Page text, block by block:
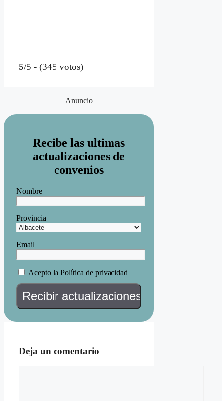
5/5 - (345 votos)
Anuncio
Recibe las ultimas
actualizaciones de
convenios
Nombre
Provincia
Email
Acepto la Política de privacidad
Deja un comentario